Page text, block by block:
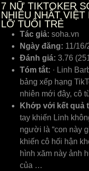
7 NỮ TIKTOKER
NHIỀU NHẤT VIỆT
LỠ TUỔI TRẺ
Tác giả: soha.vn
Ngày đăng: 11/16/
Đánh giá: 3.76
Tóm tắt: · Linh
bảng xếp hạng
nhiên mới đây, cô
Khớp với kết quả
tay khiến Linh
người là “con này
khiến cô hối hận
hình xăm này ảnh
của …